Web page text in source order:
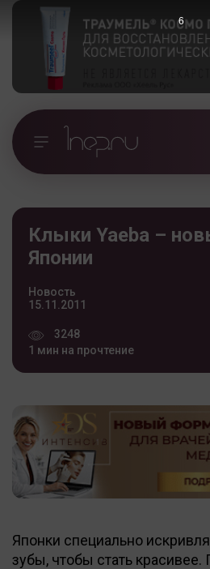
Клыки Yaeba –
Японии
Новость
15.11.2011
3248
1 мин на прочтение
Японки специально
зубы, чтобы стать красивее.
5